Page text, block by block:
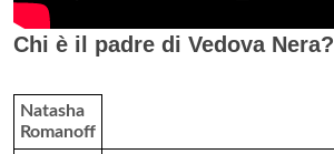
Chi è il padre di Vedova Nera?
Natasha
Romanoff